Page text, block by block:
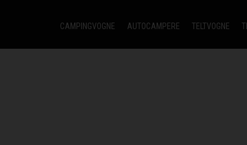
CAMPINGVOGNE
AUTOCAMPERE TELTVOGNE